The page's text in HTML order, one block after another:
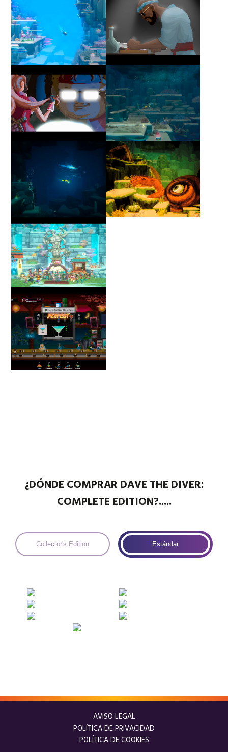
¿DÓNDE COMPRAR DAVE THE DIVER:
COMPLETE EDITION?.....
Collector's Edition Estándar
AVISO LEGAL
POLÍTICA DE PRIVACIDAD
POLÍTICA DE COOKIES